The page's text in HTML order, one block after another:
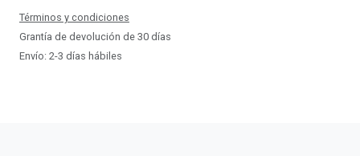
Términos y condiciones
Grantía de devolución de 30 días
Envío: 2-3 días hábiles